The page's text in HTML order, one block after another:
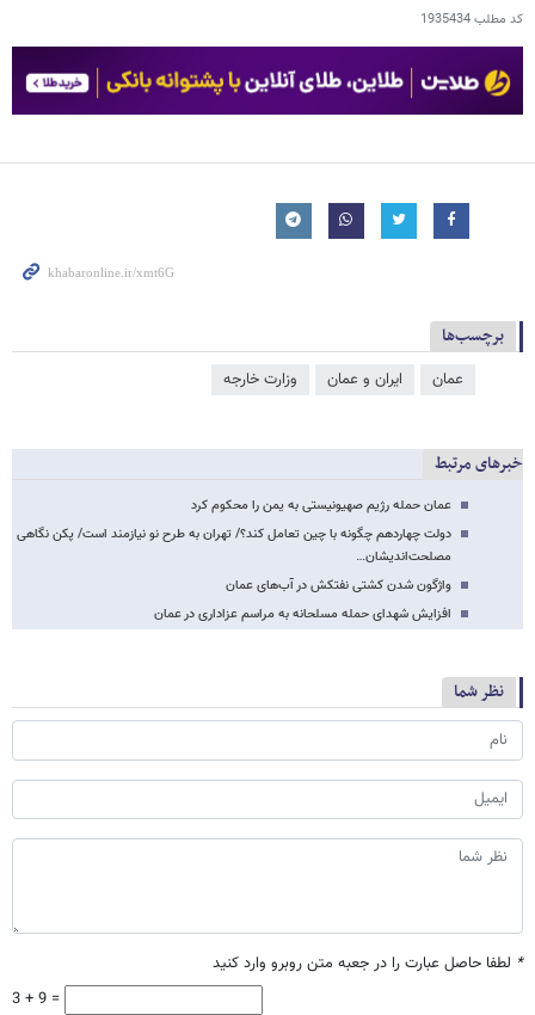
کد مطلب1935434
برچسب‌ها
عمان ایران و عمان وزارت خارجه
خبرهای مرتبط
عمان حمله رژیم صهیونیستی به یمن را محکوم کرد
دولت چهاردهم چگونه با چین تعامل کند؟/ تهران به طرح نو نیازمند است/ پکن نگاهی
مصلحت‌اندیشان…
واژگون شدن کشتی نفتکش در آب‌های عمان
افزایش شهدای حمله مسلحانه به مراسم عزاداری در عمان
نظر شما
* لطفا حاصل عبارت را در جعبه متن روبرو وارد کنید
3 + 9 =